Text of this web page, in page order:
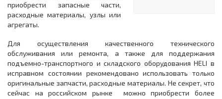
приобрести запасные части,
расходные материалы, узлы или
агрегаты.
Для осуществления качественного технического
обслуживания или ремонта, а также для поддержания
подъемно-транспортного и складского оборудования HELI в
исправном состоянии рекомендовано использовать только
оригинальные запчасти, расходные материалы. Не секрет, что
сейчас на российском рынке можно приобрести более